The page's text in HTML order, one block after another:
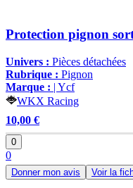
Protection pignon
Univers : Pièces détachées
Rubrique : Pignon
Marque : | Ycf
WKX Racing
10,00 €
0
0
Donner mon avis Voir la